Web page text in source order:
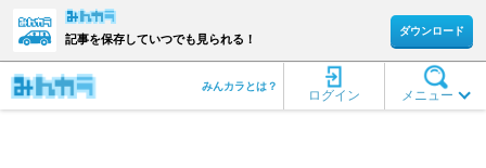
記事を保存していつでも見られる！
ダウンロード
メニュー
ログイン
みんカラとは？